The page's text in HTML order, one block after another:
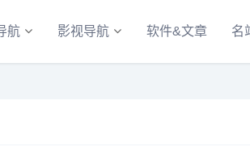
航 影视导航 软件&文章 名